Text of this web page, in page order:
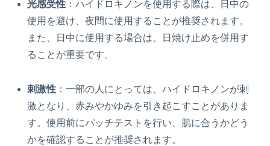
光感受性 ：ハイドロキノンを使用する際は、日中の
使用を避け、夜間に使用することが推奨されます。
また、日中に使用する場合は、日焼け止めを併用す
ることが重要です。
刺激性 ：一部の人にとっては、ハイドロキノンが刺
激となり、赤みやかゆみを引き起こすことがありま
す。使用前にパッチテストを行い、肌に合うかどう
かを確認することが推奨されます。